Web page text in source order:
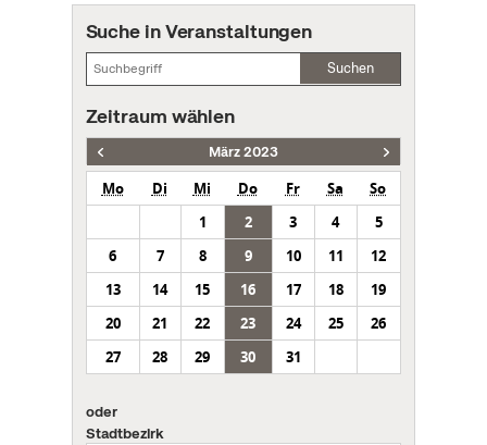
Suche in Veranstaltungen
Suchen
Zeitraum wählen
März 2023
Mo Di Mi Do Fr Sa
So
1
2 3 4
5
6
7 8 9 10 11
12
13
14 15 16 17 18
19
20
21 22 23 24 25
26
27
28 29 30 31
oder
Stadtbezirk